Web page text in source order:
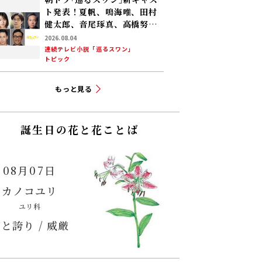
ト発表！夏帆、鳴海唯、田村
健太郎、音尾琢真、高橋努、
大倉孝二、角田晃広――主人公･美
咲(森田望智)が交流する警察
署の人々 2027年度前期放送
2026.08.04
連続テレビ小説「巡るスワン」
トピック
もっと見る
誕生日の花と花ことば
08月07日
カノコユリ
ユリ科
誇り / 威厳